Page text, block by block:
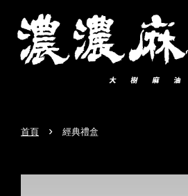
首頁 › 經典禮盒